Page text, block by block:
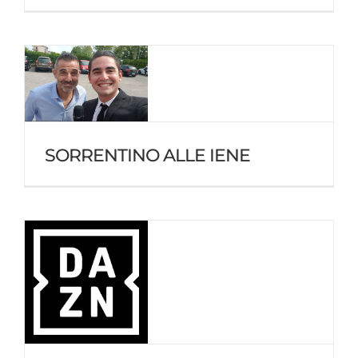
SORRENTINO ALLE IENE